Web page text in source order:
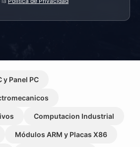
y Panel PC
Computacion Industrial
Módulos ARM y Placas X86